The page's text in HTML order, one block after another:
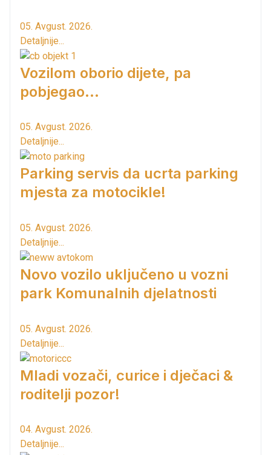
05. Avgust. 2026.
Detaljnije...
Vozilom oborio dijete, pa
pobjegao...
05. Avgust. 2026.
Detaljnije...
Parking servis da ucrta parking
mjesta za motocikle!
05. Avgust. 2026.
Detaljnije...
Novo vozilo uključeno u vozni
park Komunalnih djelatnosti
05. Avgust. 2026.
Detaljnije...
Mladi vozači, curice i dječaci &
roditelji pozor!
04. Avgust. 2026.
Detaljnije...